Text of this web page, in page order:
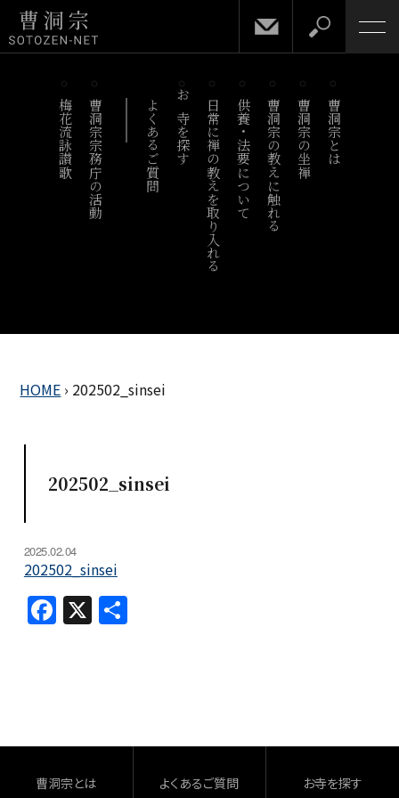
梅花流詠讃歌 曹洞宗宗務庁の活動 よくあるご質問 お寺を探す 日常に禅の教えを取り入れる供養・法要について曹洞宗の教えに触れる 曹洞宗の坐禅 曹洞宗とは
HOME › 202502_sinsei
202502_sinsei
2025.02.04
202502_sinsei
F
a
o
o
X 共
曹洞宗とは よくあるご質問 お寺を探す